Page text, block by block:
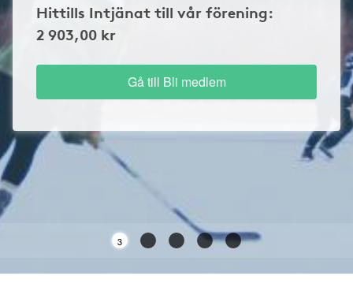
Hittills Intjänat till vår förening:
2 903,00 kr
Gå till Bli medlem
3